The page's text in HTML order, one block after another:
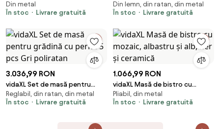
5 piese, bronz, aluminiu turnat
Din metal
În stoc
Livrare gratuită
piese, bej, poliratan și lemn
acacia
Din lemn, din ratan, din metal
În stoc
Livrare gratuită
3.036,99 RON
vidaXL Set de masă pentru
grădină cu pernă 5 pcs Gri
poliratan
Reglabil, din ratan, din metal
În stoc
Livrare gratuită
1.066,99 RON
vidaXL Masă de bistro cu
mozaic, albastru și alb, fier și
ceramică
Pliabil, din metal
În stoc
Livrare gratuită